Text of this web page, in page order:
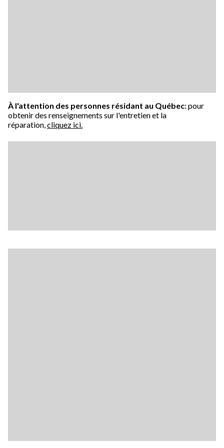
À l'attention des personnes résidant au Québec: pour
obtenir des renseignements sur l'entretien et la
réparation,cliquez ici.